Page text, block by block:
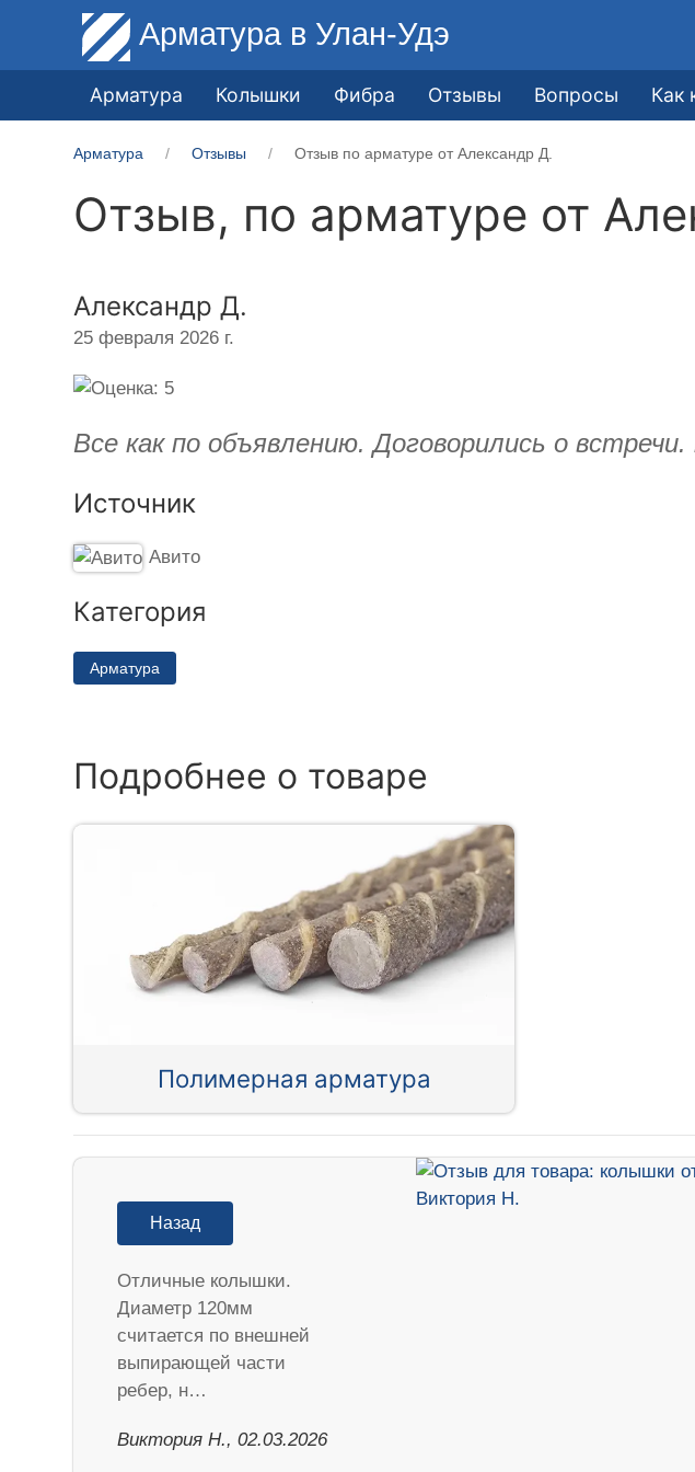
Арматура в Улан-Удэ
Арматура Колышки Фибра Отзывы Вопросы Как
Арматура Отзывы Отзыв по арматуре от Александр Д.
Отзыв, по арматуре от
Александр Д.
25 февраля 2026 г.
Все как по объявлению. Договорились о
Источник
Авито
Категория
Арматура
Подробнее о товаре
Полимерная арматура
Назад
Отличные колышки.
Диаметр 120мм
считается по внешней
выпирающей части
ребер, н…
Виктория Н., 02.03.2026